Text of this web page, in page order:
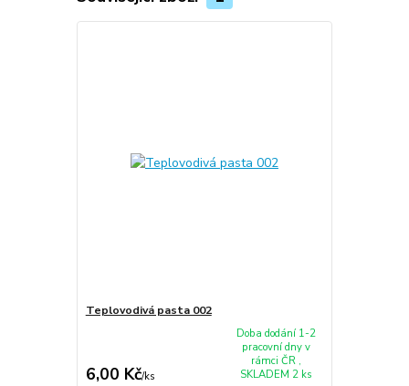
Teplovodivá pasta 002
6,00 Kč/ks
Doba dodání 1-2
pracovní dny v
rámci ČR ,
SKLADEM 2 ks